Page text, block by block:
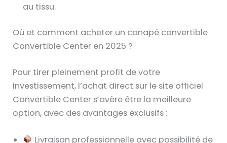
au tissu.
Où et comment acheter un canapé convertible
Convertible Center en 2025 ?
Pour tirer pleinement profit de votre
investissement, l’achat direct sur le site officiel
Convertible Center s’avère être la meilleure
option, avec des avantages exclusifs :
Livraison professionnelle avec possibilité de